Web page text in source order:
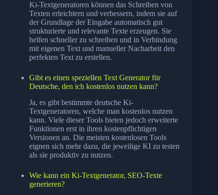
Ki-Textgeneratoren können das Schreiben von
Texten erleichtern und verbessern, indem sie auf
der Grundlage der Eingabe automatisch gut
strukturierte und relevante Texte erzeugen. Sie
helfen schneller zu schreiben und in Verbindung
mit eigenen Text und manueller Nacharbeit den
perfekten Text zu erstellen.
Gibt es einen speziellen Text Generator für
Deutsche, den ich kostenlos nutzen kann?
Ja, es gibt bestimmte deutsche Ki-
Textgeneratoren, welche man kostenlos nutzen
kann. Viele dieser Tools bieten jedoch erweiterte
Funktionen erst in ihren kostenpflichtigen
Versionen an. Die meisten kostenlosen Tools
eignen sich mehr dazu, die jeweilige KI zu testen
als sie produktiv zu nutzen.
Wie kann ein Ki-Textgenerator, SEO-Texte
generieren?